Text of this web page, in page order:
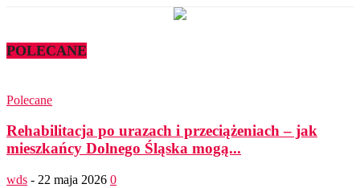
POLECANE
Polecane
Rehabilitacja po urazach i przeciążeniach – jak
mieszkańcy Dolnego Śląska mogą...
wds - 22 maja 2026 0